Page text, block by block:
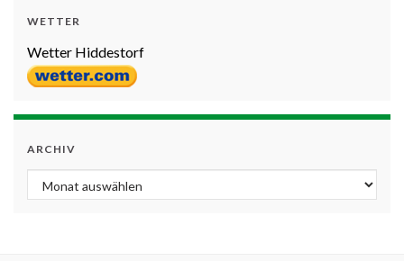
WETTER
Wetter Hiddestorf
ARCHIV
Archiv